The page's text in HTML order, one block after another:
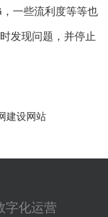
一些流利度等等也
发现问题，并停止
建设网站
字化运营